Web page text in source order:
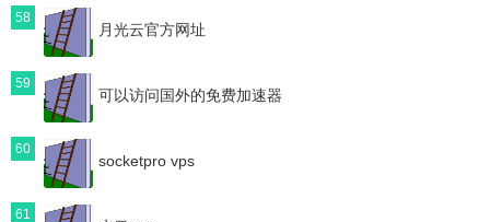
58
月光云官方网址
59
可以访问国外的免费加速器
60
socketpro vps
61